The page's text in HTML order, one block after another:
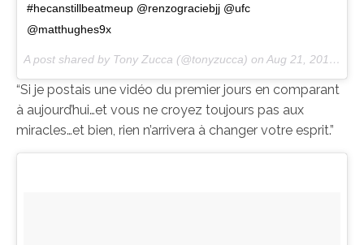
#hecanstillbeatmeup @renzograciebjj @ufc
@matthughes9x
A post shared by Tony Zucca (@tonyzucca) on Aug 21, 2017 at 3:30pm PDT
“Si je postais une vidéo du premier jours en comparant
à aujourd’hui…et vous ne croyez toujours pas aux
miracles…et bien, rien n’arrivera à changer votre esprit.”